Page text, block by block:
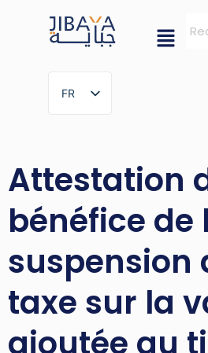
FR
FR
Attestation
bénéfice de
suspension
taxe sur la
ajoutée au